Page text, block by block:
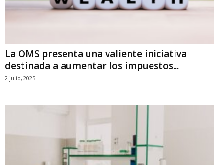
La OMS presenta una valiente iniciativa
destinada a aumentar los impuestos...
2 julio, 2025